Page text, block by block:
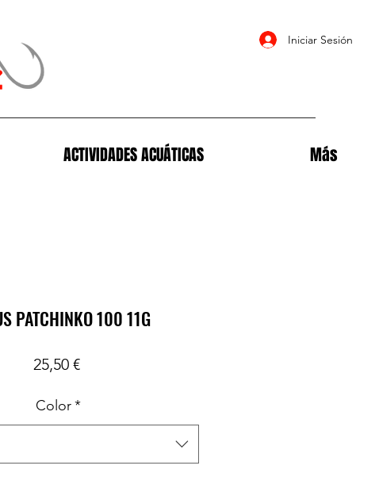
Iniciar Sesión
ACTIVIDADES ACUÁTICAS Más
PATCHINKO 100 11G
25,50 €Precio
Color*